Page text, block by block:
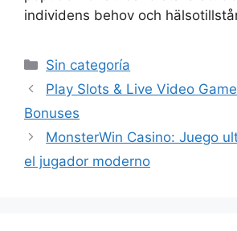
individens behov och
Sin categoría
Play Slots & Live Video
Bonuses
MonsterWin Casino: Juego
el jugador moderno